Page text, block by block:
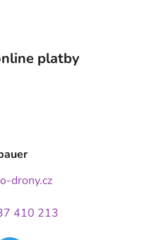
platby
drony.cz
410 213